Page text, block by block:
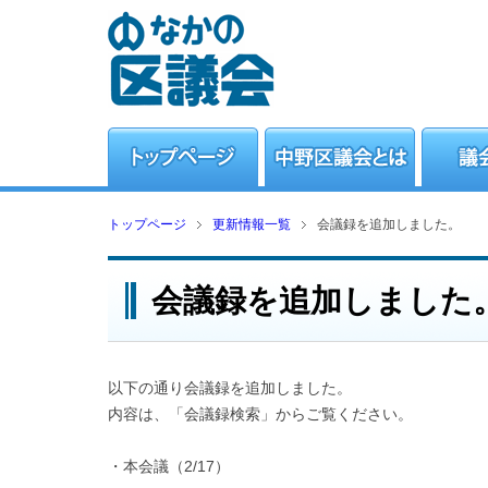
トップページ 更新情報一覧 会議録を追加しました。
会議録を追加しました
以下の通り会議録を追加しました。
内容は、「会議録検索」からご覧ください。
・本会議（2/17）